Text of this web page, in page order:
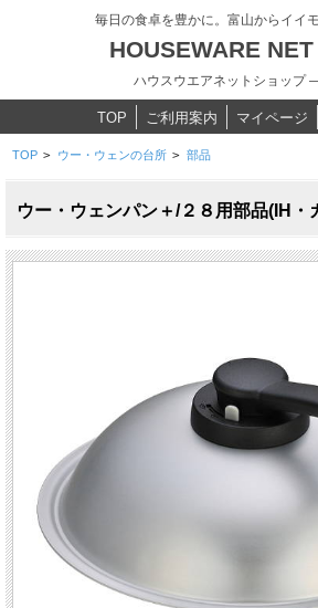
毎日の食卓を豊かに。富山からイイ
HOUSEWARE
ハウスウエアネットショップ
TOP ご利用案内 マイページ
TOP > ウー・ウェンの台所 > 部品
ウー・ウェンパン＋/２８用部品(IH・